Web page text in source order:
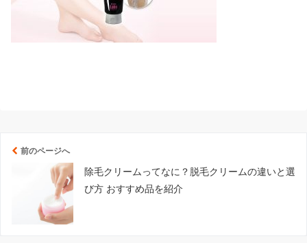
前のページへ
除毛クリームってなに？脱毛クリームの違いと選
び方 おすすめ品を紹介